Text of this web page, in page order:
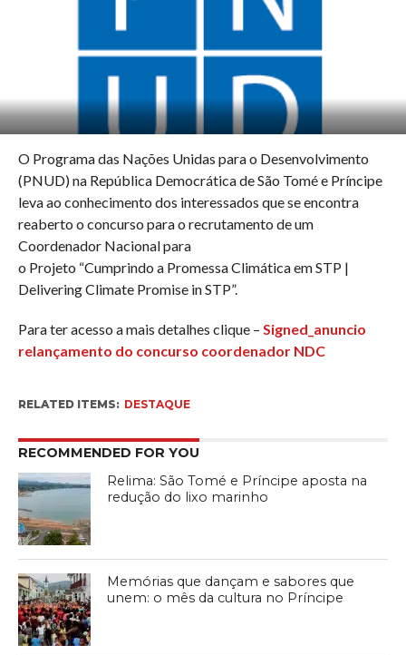
O Programa das Nações Unidas para o Desenvolvimento
(PNUD) na República Democrática de São Tomé e Príncipe
leva ao conhecimento dos interessados que se encontra
reaberto o concurso para o recrutamento de um
Coordenador Nacional para
o Projeto “Cumprindo a Promessa Climática em STP |
Delivering Climate Promise in STP”.
Para ter acesso a mais detalhes clique – Signed_anuncio
relançamento do concurso coordenador NDC
RELATED ITEMS: DESTAQUE
RECOMMENDED FOR YOU
Relima: São Tomé e Príncipe aposta na
redução do lixo marinho
Memórias que dançam e sabores que
unem: o mês da cultura no Príncipe